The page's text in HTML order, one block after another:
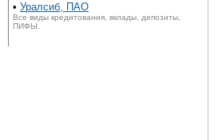
• Уралсиб, ПАО
Все виды кредитования, вклады, депозиты,
ПИФЫ.